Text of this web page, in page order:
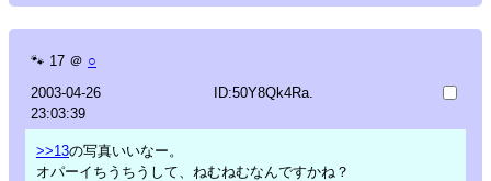
🐾 17 ＠ ○
2003-04-26
23:03:39
ID:50Y8Qk4Ra.
>>13の写真いいなー。
オパーイちうちうして、ねむねむなんですかね？